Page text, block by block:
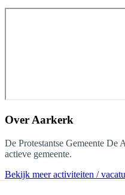
OverAarkerk
De Protestantse Gemeente De
actieve gemeente.
Bekijk meer activiteiten /